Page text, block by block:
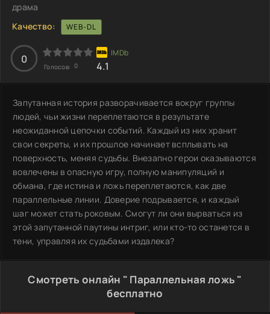
драма
Качество:
WEB-DL
0
Голосов: 0 4.1
Запутанная история разворачивается вокруг группы
людей, чьи жизни переплетаются в результате
неожиданной цепочки событий. Каждый из них хранит
свои секреты, и их прошлое начинает всплывать на
поверхность, меняя судьбы. Внезапно герои оказываются
вовлечены в опасную игру, полную манипуляций и
обмана, где истина и ложь переплетаются, как две
параллельные линии. Доверие подрывается, и каждый
шаг может стать роковым. Смогут ли они вырваться из
этой запутанной паутины интриг, или кто-то останется в
тени, управляя их судьбами издалека?
Смотреть онлайн " Параллельная ложь "
бесплатно